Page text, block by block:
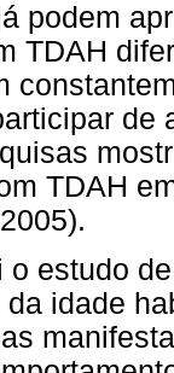
podem
TDAH
de
TDAH
o estudo
idade